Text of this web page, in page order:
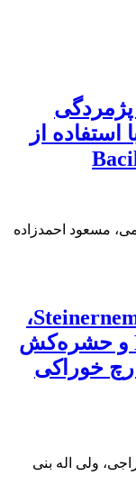
از
مسعود احمدزاده
مقایسه کارایی نماتد Steinernema feltiae،
باکتری Bacillus thuringiensis و حشره‌کش
خوراکی
ولی اله بنی